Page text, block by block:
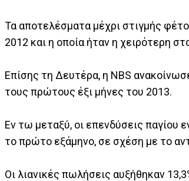
Τα αποτελέσματα μέχρι στιγμής
2012 και η οποία ήταν η χειρότερη
Επίσης τη Δευτέρα, η NBS
τους πρώτους έξι μήνες του 2013.
Εν τω μεταξύ, οι επενδύσεις παγίου
το πρώτο εξάμηνο, σε σχέση με το
Οι λιανικές πωλήσεις αυξήθηκαν